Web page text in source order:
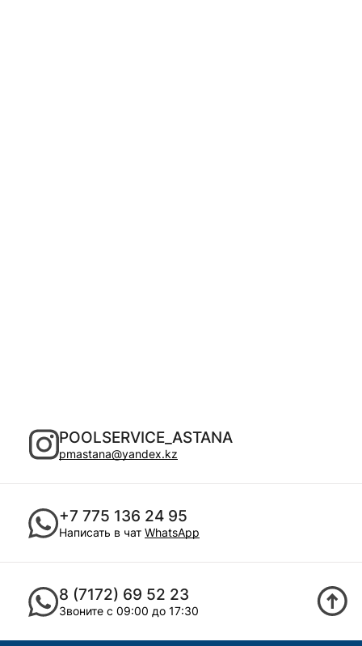
POOLSERVICE_ASTANA
pmastana@yandex.kz
+7 775 136 24 95
Написать в чат WhatsApp
8 (7172) 69 52 23
Звоните с 09:00 до 17:30